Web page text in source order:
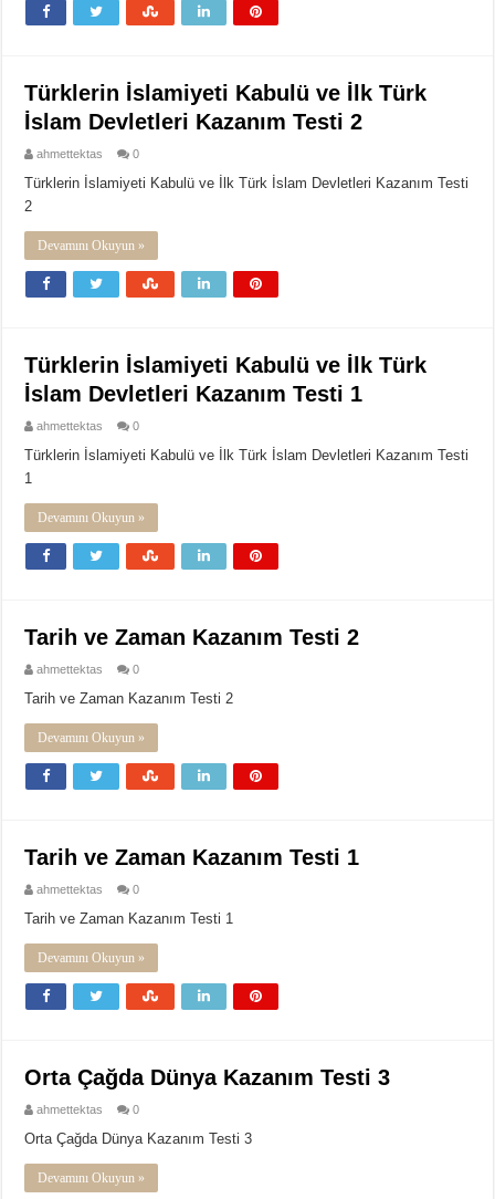
Türklerin İslamiyeti Kabulü ve İlk Türk
İslam Devletleri Kazanım Testi 2
ahmettektas 0
Türklerin İslamiyeti Kabulü ve İlk Türk İslam Devletleri Kazanım Testi
2
Devamını Okuyun »
Türklerin İslamiyeti Kabulü ve İlk Türk
İslam Devletleri Kazanım Testi 1
ahmettektas 0
Türklerin İslamiyeti Kabulü ve İlk Türk İslam Devletleri Kazanım Testi
1
Devamını Okuyun »
Tarih ve Zaman Kazanım Testi 2
ahmettektas 0
Tarih ve Zaman Kazanım Testi 2
Devamını Okuyun »
Tarih ve Zaman Kazanım Testi 1
ahmettektas 0
Tarih ve Zaman Kazanım Testi 1
Devamını Okuyun »
Orta Çağda Dünya Kazanım Testi 3
ahmettektas 0
Orta Çağda Dünya Kazanım Testi 3
Devamını Okuyun »